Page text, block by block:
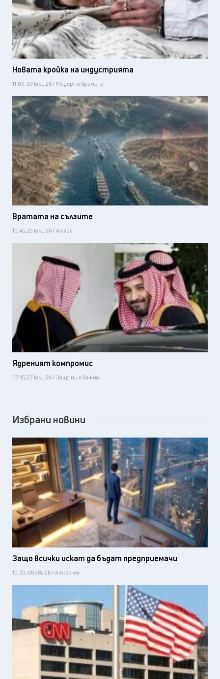
Новата кройка на индустрията
11:00, 30 юли 26 / Модерни времена
Вратата на сълзите
10:45, 29 юли 26 / Атлас
Ядреният компромис
07:15, 27 юли 26 / Защо ни е важно
Избрани новини
Защо всички искат да бъдат предприемачи
10:30, 06 авг 26 / AInteview